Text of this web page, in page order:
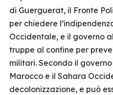
di Guerguerat, il Fronte
per chiedere
Occidentale, e il governo
truppe al confine per
militari. Secondo il
Marocco e il Sahara
decolonizzazione, e può